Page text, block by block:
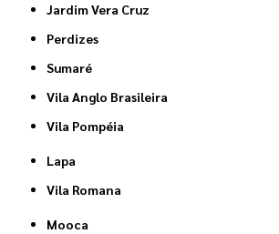
Jardim Vera Cruz
Perdizes
Sumaré
Vila Anglo Brasileira
Vila Pompéia
Lapa
Vila Romana
Mooca